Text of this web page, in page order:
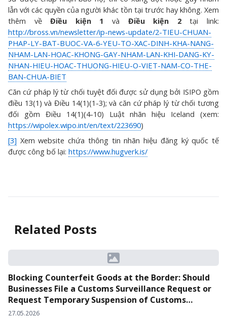
lẫn với các quyền của người khác tồn tại trước hay không. Xem
thêm vềĐiều kiện 1 và Điều kiện 2tại link:
http://bross.vn/newsletter/ip-news-update/2-TIEU-CHUAN-
PHAP-LY-BAT-BUOC-VA-6-YEU-TO-XAC-DINH-KHA-NANG-
NHAM-LAN-HOAC-KHONG-GAY-NHAM-LAN-KHI-DANG-KY-
NHAN-HIEU-HOAC-THUONG-HIEU-O-VIET-NAM-CO-THE-
BAN-CHUA-BIET
Căn cứ pháp lý từ chối tuyệt đối được sử dụng bởi ISIPO gồm
điều 13(1) và Điều 14(1)(1-3); và căn cứ pháp lý từ chối tương
đối gồm Điều 14(1)(4-10) Luật nhãn hiệu Iceland (xem:
https://wipolex.wipo.int/en/text/223690)
[3] Xem website chứa thông tin nhãn hiệu đăng ký quốc tế
được công bố lại: https://www.hugverk.is/
Related Posts
Blocking Counterfeit Goods at the Border: Should
Businesses File a Customs Surveillance Request or
Request Temporary Suspension of Customs
Clearance?
27.05.2026